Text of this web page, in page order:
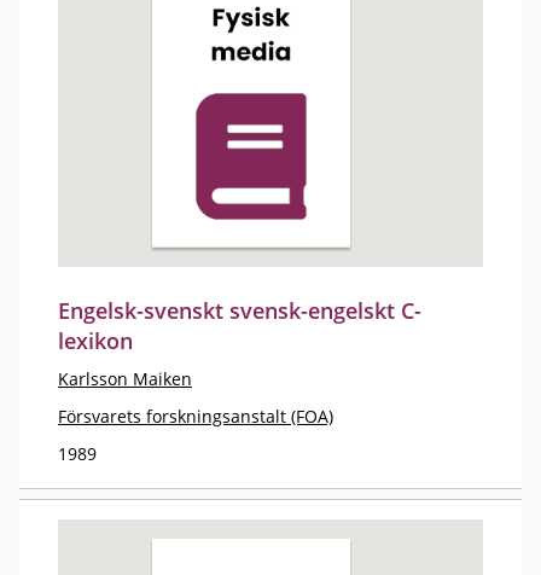
Engelsk-svenskt svensk-engelskt C-
lexikon
Karlsson Maiken
Försvarets forskningsanstalt (FOA)
1989